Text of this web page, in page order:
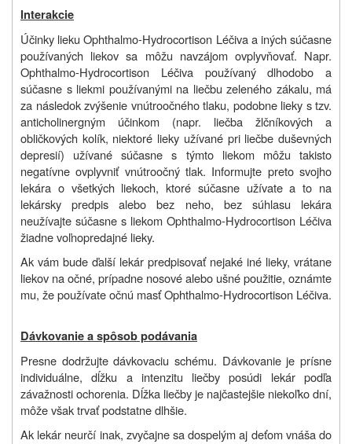
Interakcie
Účinky lieku Ophthalmo-Hydrocortison Léčiva a iných súčasne
používaných liekov sa môžu navzájom ovplyvňovať. Napr.
Ophthalmo-Hydrocortison Léčiva používaný dlhodobo a
súčasne s liekmi používanými na liečbu zeleného zákalu, má
za následok zvýšenie vnútroočného tlaku, podobne lieky s tzv.
anticholinergným účinkom (napr. liečba žlčníkových a
obličkových kolík, niektoré lieky užívané pri liečbe duševných
depresií) užívané súčasne s týmto liekom môžu takisto
negatívne ovplyvniť vnútroočný tlak. Informujte preto svojho
lekára o všetkých liekoch, ktoré súčasne užívate a to na
lekársky predpis alebo bez neho, bez súhlasu lekára
neužívajte súčasne s liekom Ophthalmo-Hydrocortison Léčiva
žiadne voľnopredajné lieky.
Ak vám bude ďalší lekár predpisovať nejaké iné lieky, vrátane
liekov na očné, prípadne nosové alebo ušné použitie, oznámte
mu, že používate očnú masť Ophthalmo-Hydrocortison Léčiva.
Dávkovanie a spôsob podávania
Presne dodržujte dávkovaciu schému. Dávkovanie je prísne
individuálne, dĺžku a intenzitu liečby posúdi lekár podľa
závažnosti ochorenia. Dĺžka liečby je najčastejšie niekoľko dní,
môže však trvať podstatne dlhšie.
Ak lekár neurčí inak, zvyčajne sa dospelým aj deťom vnáša do